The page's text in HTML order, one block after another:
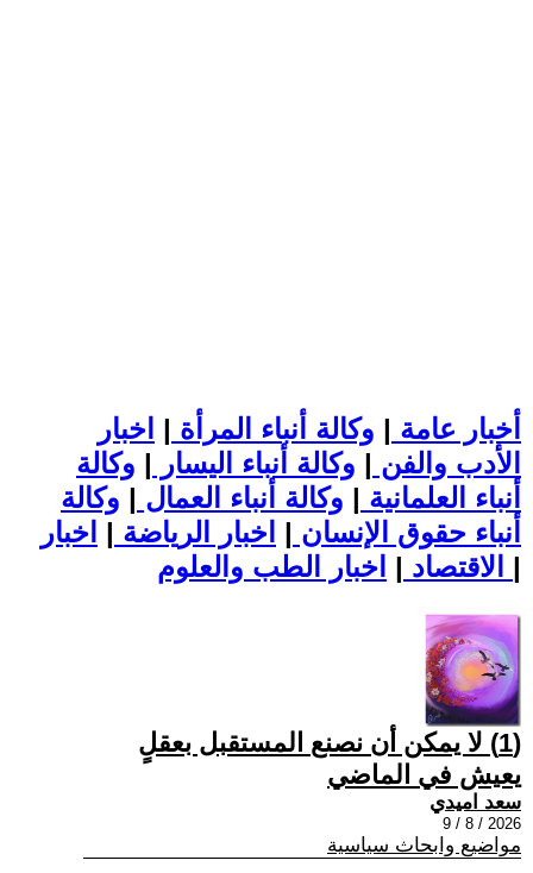
أخبار عامة | وكالة أنباء المرأة | اخبار
الأدب والفن | وكالة أنباء اليسار | وكالة
أنباء العلمانية | وكالة أنباء العمال | وكالة
أنباء حقوق الإنسان | اخبار الرياضة | اخبار
الاقتصاد | |
(1) لا يمكن أن نصنع المستقبل بعقلٍ
يعيش في الماضي
سعد اميدي
2026 / 8 / 9
مواضيع وابحاث سياسية